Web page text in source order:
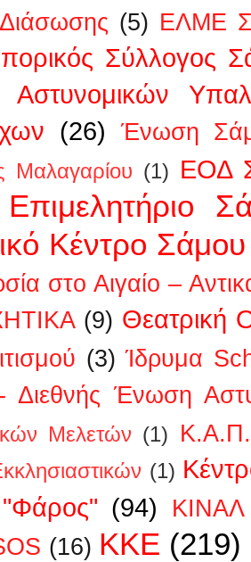
(5) ΕΛΜΕ
Σύλλογος
(26) Ένωση
Μαλαγαρίου (1) ΕΟΔ
Επιμελητήριο
Κέντρο Σάμου
στο Αιγαίο –
(9) Θεατρική
(3) Ίδρυμα
Διεθνής Ένωση
Μελετών (1)
(1)
"Φάρος" (94)
ΚΙΝΑΛ
(16) ΚΚΕ (219)